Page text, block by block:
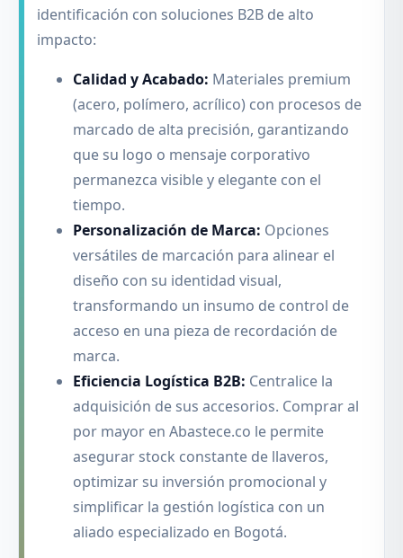
identificación con soluciones B2B de alto
impacto:
Calidad y Acabado: Materiales premium
(acero, polímero, acrílico) con procesos de
marcado de alta precisión, garantizando
que su logo o mensaje corporativo
permanezca visible y elegante con el
tiempo.
Personalización de Marca: Opciones
versátiles de marcación para alinear el
diseño con su identidad visual,
transformando un insumo de control de
acceso en una pieza de recordación de
marca.
Eficiencia Logística B2B: Centralice la
adquisición de sus accesorios. Comprar al
por mayor en Abastece.co le permite
asegurar stock constante de llaveros,
optimizar su inversión promocional y
simplificar la gestión logística con un
aliado especializado en Bogotá.